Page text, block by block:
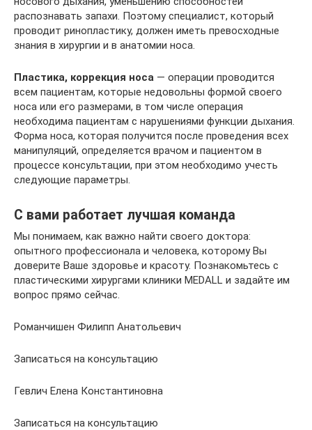
распознавать запахи. Поэтому специалист, который
проводит ринопластику, должен иметь превосходные
знания в хирургии и в анатомии носа.
Пластика, коррекция носа — операции проводится
всем пациентам, которые недовольны формой своего
носа или его размерами, в том числе операция
необходима пациентам с нарушениями функции дыхания.
Форма носа, которая получится после проведения всех
манипуляций, определяется врачом и пациентом в
процессе консультации, при этом необходимо учесть
следующие параметры.
C вами работает лучшая команда
Мы понимаем, как важно найти своего доктора:
опытного профессионала и человека, которому Вы
доверите Ваше здоровье и красоту. Познакомьтесь с
пластическими хирургами клиники MEDALL и задайте им
вопрос прямо сейчас.
Романчишен Филипп Анатольевич
Записаться на консультацию
Гевлич Елена Константиновна
Записаться на консультацию